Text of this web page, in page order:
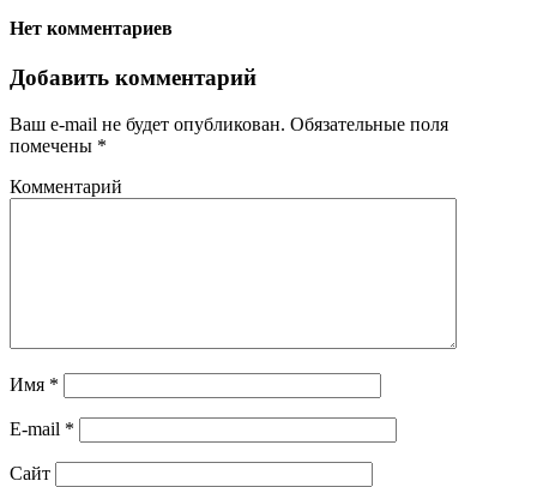
Нет комментариев
Добавить комментарий
Ваш e-mail не будет опубликован. Обязательные поля
помечены *
Комментарий
Имя *
E-mail *
Сайт